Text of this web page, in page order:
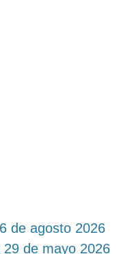
de agosto 2026
de mayo 2026